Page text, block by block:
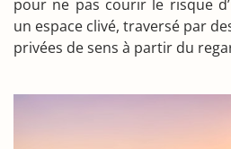
pour ne pas courir le risque
un espace clivé, traversé par
privées de sens à partir du